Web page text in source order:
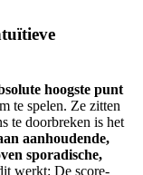
hoogste punt
te spelen. Ze zitten
te doorbreken is het
aanhoudende,
sporadische,
werkt: De score-